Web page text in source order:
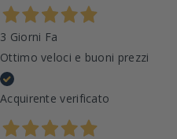
3 Giorni Fa
Ottimo veloci e buoni prezzi
Acquirente verificato